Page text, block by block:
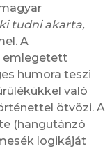
tudni akarta,
A
emlegetett
humora teszi
való
ötvözi. A
(hangutánzó
logikáját